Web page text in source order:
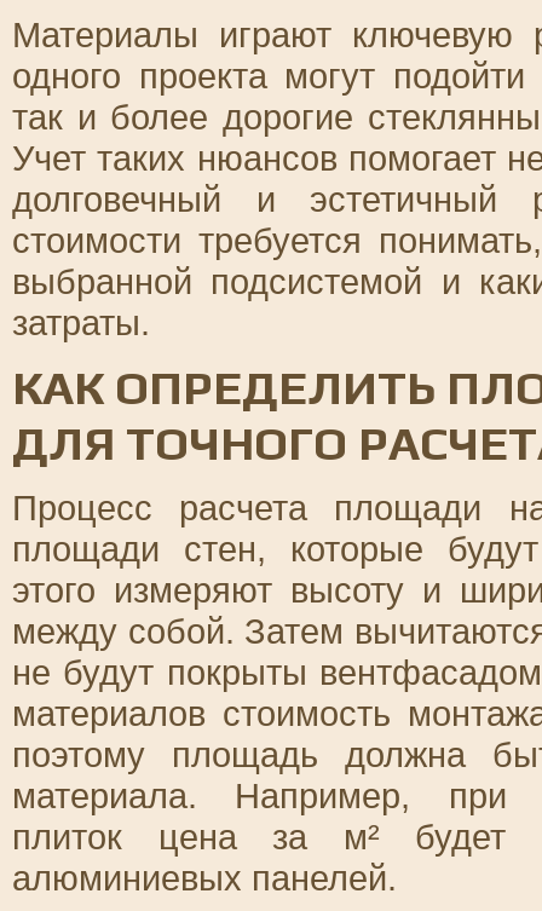
Материалы играют
одного проекта могут
так и более дорогие
Учет таких нюансов помогает
долговечный и эстетичный
стоимости требуется
выбранной подсистемой и
затраты.
КАК ОПРЕДЕЛИТЬ
ДЛЯ ТОЧНОГО
Процесс расчета площади
площади стен, которые
этого измеряют высоту и
между собой. Затем
не будут покрыты
материалов стоимость
поэтому площадь должна
материала. Например, при
плиток цена за м² будет
алюминиевых панелей.